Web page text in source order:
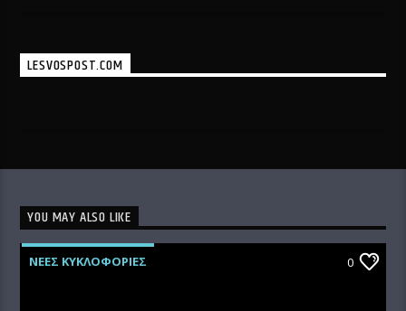
LESVOSPOST.COM
YOU MAY ALSO LIKE
ΝΕΕΣ ΚΥΚΛΟΦΟΡΙΕΣ 0